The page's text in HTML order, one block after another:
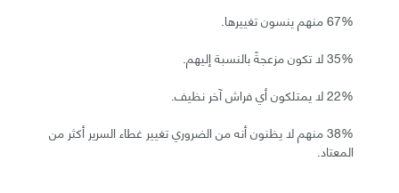
67% منهم ينسون تغييرها.
35% لا تكون مزعجةً بالنسبة إليهم.
22% لا يمتلكون أي فراش آخر نظيف.
38% منهم لا يظنون أنه من الضروري تغيير غطاء السرير أكثر من
المعتاد.